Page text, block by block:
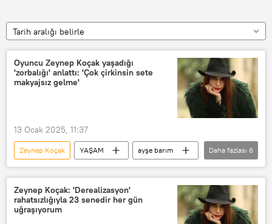
Tarih aralığı belirle
Oyuncu Zeynep Koçak yaşadığı
'zorbalığı' anlattı: 'Çok çirkinsin sete
makyajsız gelme'
13 Ocak 2025, 11:37
Zeynep Koçak YAŞAM
ayşe barım
mobing
Zorbalık
Film sektörü
Dizi
ID iletişim
Daha fazlası 6
Zeynep Koçak: 'Derealizasyon'
rahatsızlığıyla 23 senedir her gün
uğraşıyorum